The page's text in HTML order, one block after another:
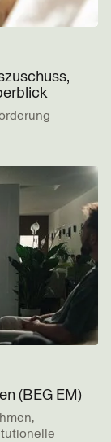
(BEG EM)